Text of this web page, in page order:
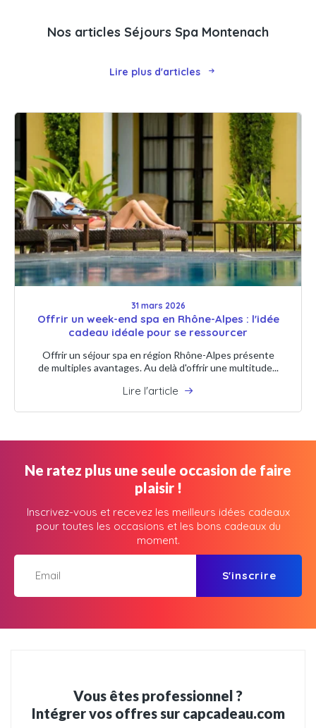
Nos articles Séjours Spa Montenach
Lire plus d'articles
31 mars 2026
Offrir un week-end spa en Rhône-Alpes : l'idée
cadeau idéale pour se ressourcer
Offrir un séjour spa en région Rhône-Alpes présente
de multiples avantages. Au delà d'offrir une multitude...
Lire l'article
Ne ratez plus une seule occasion de faire
plaisir !
Inscrivez-vous et recevez les meilleurs idées cadeaux
pour toutes les occasions et les bons cadeaux du
moment.
S'inscrire
Vous êtes professionnel ?
Intégrer vos offres sur capcadeau.com